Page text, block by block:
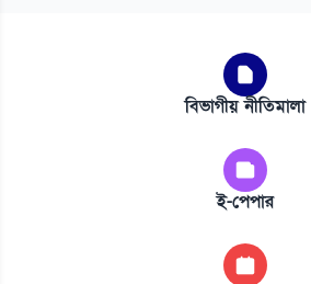
বিভাগীয় নীতিমালা
ই-পেপার